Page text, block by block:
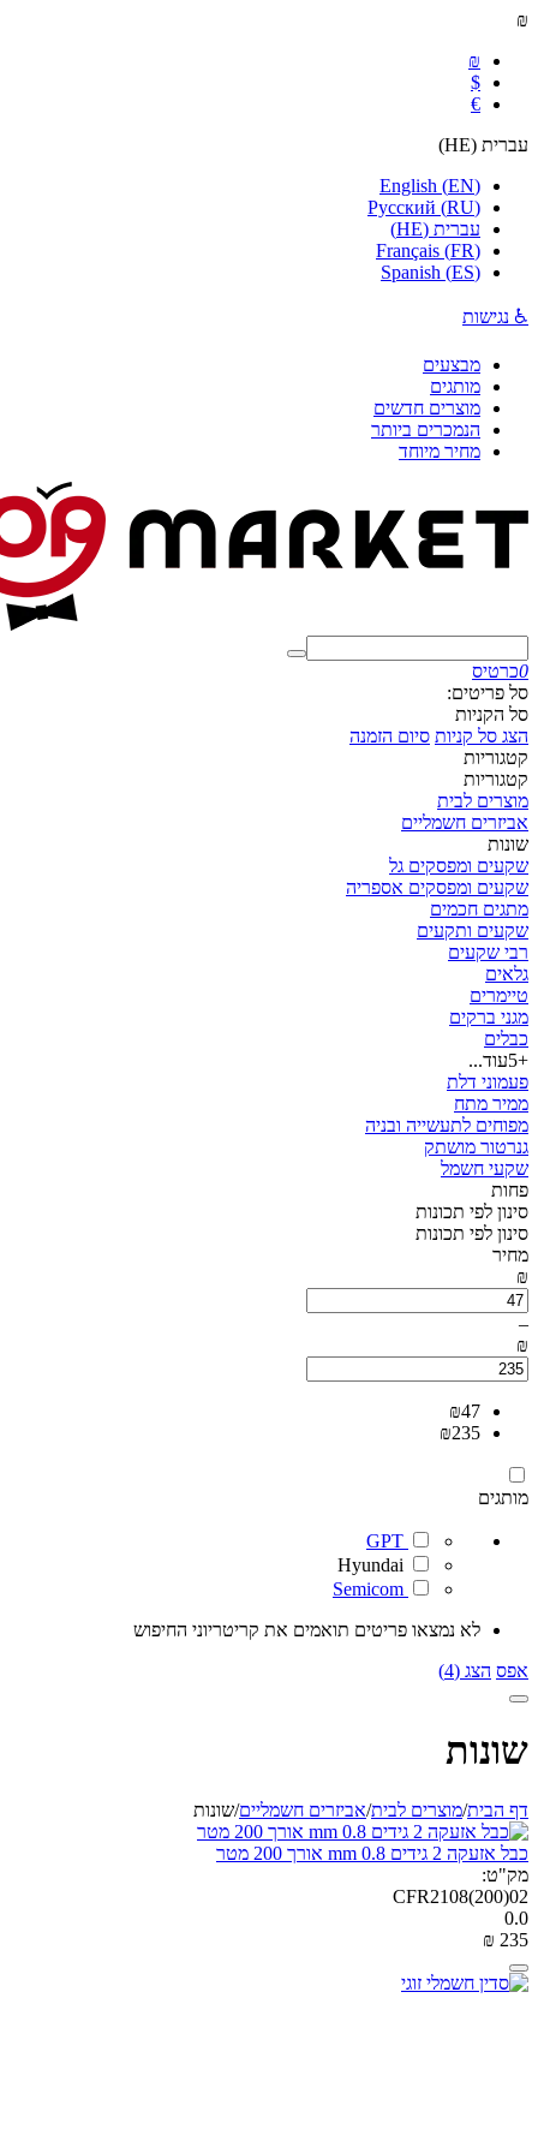
₪
₪
$
€
עברית (
HE
)
English (EN)
Русский (RU)
עברית (
HE
)
Français (FR)
Spanish (ES)
♿ נגישות
מבצעים
מותגים
מוצרים חדשים
הנמכרים ביותר
מחיר מיוחד
0כרטיס
סל פריטים:
סל הקניות
הצג סל קניות סיום הזמנה
קטגוריות
קטגוריות
מוצרים לבית
אביזרים חשמליים
שונות
שקעים ומפסקים גל
שקעים ומפסקים אספריה
מתגים חכמים
שקעים ותקעים
רבי שקעים
גלאים
טיימרים
מגני ברקים
כבלים
+5 עוד...
פעמוני דלת
ממיר מתח
מפוחים לתעשייה ובניה
גנרטור מושתק
שקעי חשמל
פחות
סינון לפי תכונות
סינון לפי תכונות
מחיר
₪
–
₪
₪47
₪235
מותגים
GPT
Hyundai
Semicom
לא נמצאו פריטים תואמים את קריטריוני החיפוש
אפס הצג (4)
שונות
דף הבית/מוצרים לבית/אביזרים חשמליים/שונות
כבל אזעקה 2 גידים 0.8 mm אורך 200 מטר
מק"ט:
CFR2108(200)02
0.0
₪ ‍235‍